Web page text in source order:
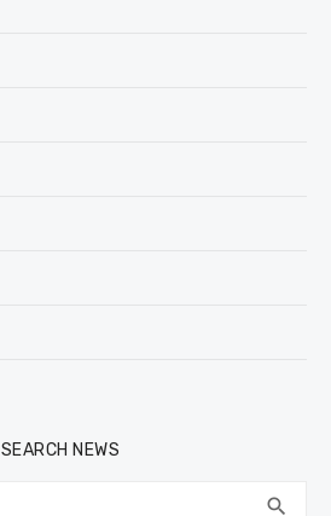
SEARCH NEWS
search